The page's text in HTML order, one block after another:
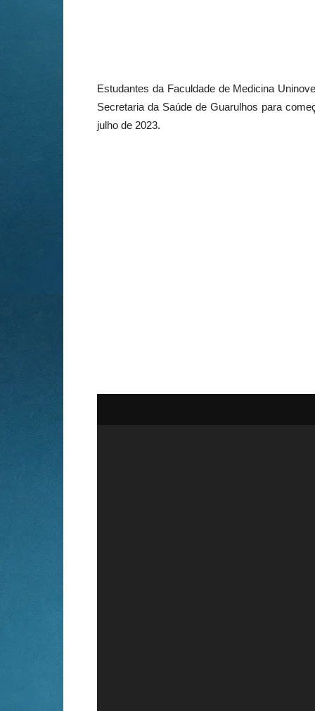
Estudantes da Faculdade de Medicina
Secretaria da Saúde de Guarulhos para
julho de 2023.